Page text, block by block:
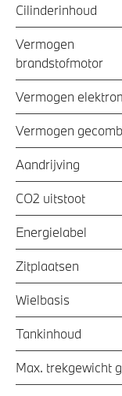
Cilinderinhoud
Vermogen
brandstofmotor
Vermogen
Vermogen
Aandrijving
CO2 uitstoot
Energielabel
Zitplaatsen
Wielbasis
Tankinhoud
Max. trekgewicht